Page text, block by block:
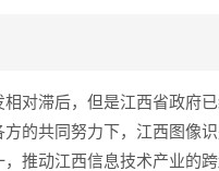
对滞后，但是江西省政府
的共同努力下，江西图像
推动江西信息技术产业的跨